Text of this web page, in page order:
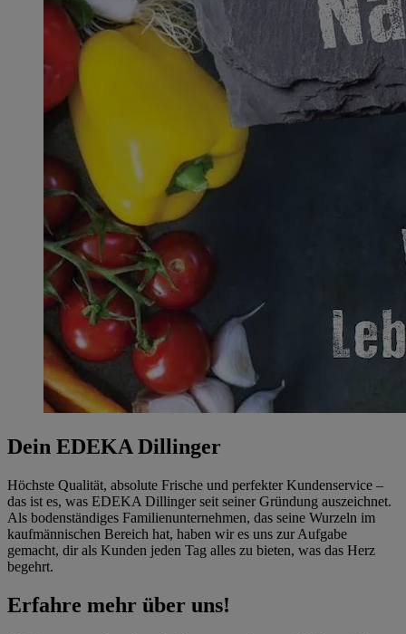
Dein EDEKA Dillinger
Höchste Qualität, absolute Frische und perfekter Kundenservice –
das ist es, was EDEKA Dillinger seit seiner Gründung auszeichnet.
Als bodenständiges Familienunternehmen, das seine Wurzeln im
kaufmännischen Bereich hat, haben wir es uns zur Aufgabe
gemacht, dir als Kunden jeden Tag alles zu bieten, was das Herz
begehrt.
Erfahre mehr über uns!